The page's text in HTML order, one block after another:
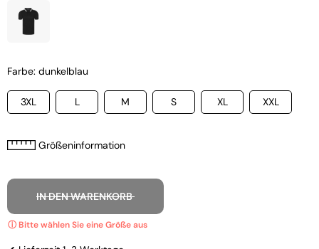
Farbe: dunkelblau
3XL L M S XL XXL
Größeninformation
IN DEN WARENKORB